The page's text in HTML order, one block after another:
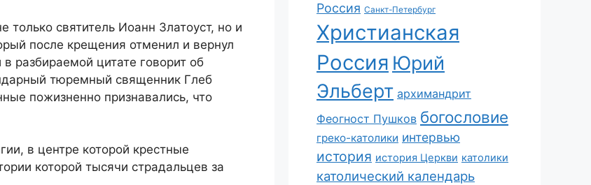
святитель Иоанн Златоуст, но и
после крещения отменил и вернул
разбираемой цитате говорит об
тюремный священник Глеб
пожизненно признавались, что
в центре которой крестные
которой тысячи страдальцев за
Россия Санкт-Петербург
Христианская
Россия Юрий
Эльберт архимандрит
Феогност Пушков богословие
греко-католики интервью
история история Церкви католики
католический календарь